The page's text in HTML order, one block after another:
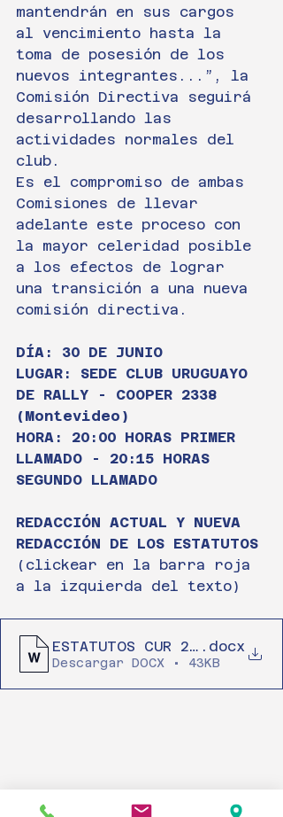
mantendrán en sus cargos
al vencimiento hasta la
toma de posesión de los
nuevos integrantes...”, la
Comisión Directiva seguirá
desarrollando las
actividades normales del
club.
Es el compromiso de ambas
Comisiones de llevar
adelante este proceso con
la mayor celeridad posible
a los efectos de lograr
una transición a una nueva
comisión directiva.
DÍA: 30 DE JUNIO
LUGAR: SEDE CLUB URUGUAYO
DE RALLY - COOPER 2338
(Montevideo)
HORA: 20:00 HORAS PRIMER
LLAMADO - 20:15 HORAS
SEGUNDO LLAMADO
REDACCIÓN ACTUAL Y NUEVA
REDACCIÓN DE LOS ESTATUTOS
(clickear en la barra roja
a la izquierda del texto)
ESTATUTOS CUR 2023 -
.docx
Descargar DOCX • 43KB